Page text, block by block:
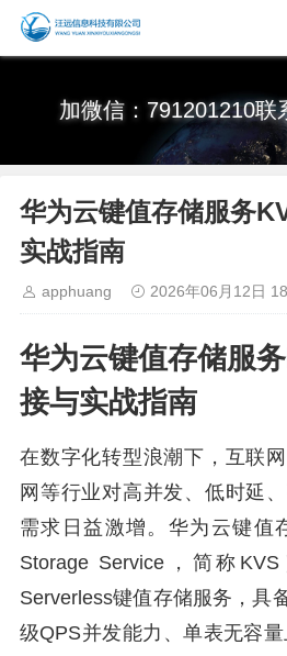
加微信：791201210联
华为云键值存储服务
实战指南
apphuang 2026年06月12日
华为云键值存储服
接与实战指南
在数字化转型浪潮下，互联
网等行业对高并发、低时延
需求日益激增。华为云键值
Storage Service，简称
Serverless键值存储服务，具
级QPS并发能力、单表无容